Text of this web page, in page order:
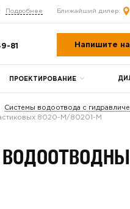
Подробнее Ближайший дилер:
81 Напишите
ПРОЕКТИРОВАНИЕ
Системы водоотвода с
8020-М/80201-М